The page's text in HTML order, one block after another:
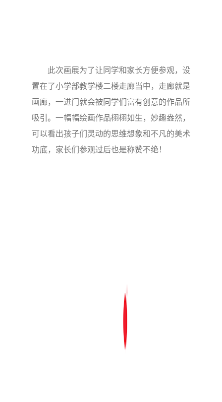
此次画展为了让同学和家长方便参观，设
置在了小学部教学楼二楼走廊当中，走廊就是
画廊，一进门就会被同学们富有创意的作品所
吸引。一幅幅绘画作品栩栩如生，妙趣盎然，
可以看出孩子们灵动的思维想象和不凡的美术
功底，家长们参观过后也是称赞不绝！